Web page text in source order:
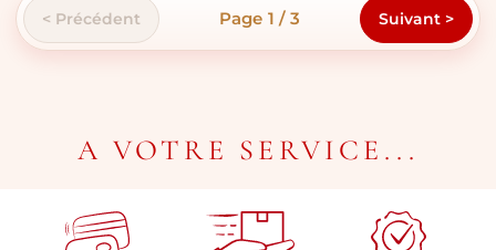
< Précédent Page 1 / 3 Suivant >
A VOTRE SERVICE...